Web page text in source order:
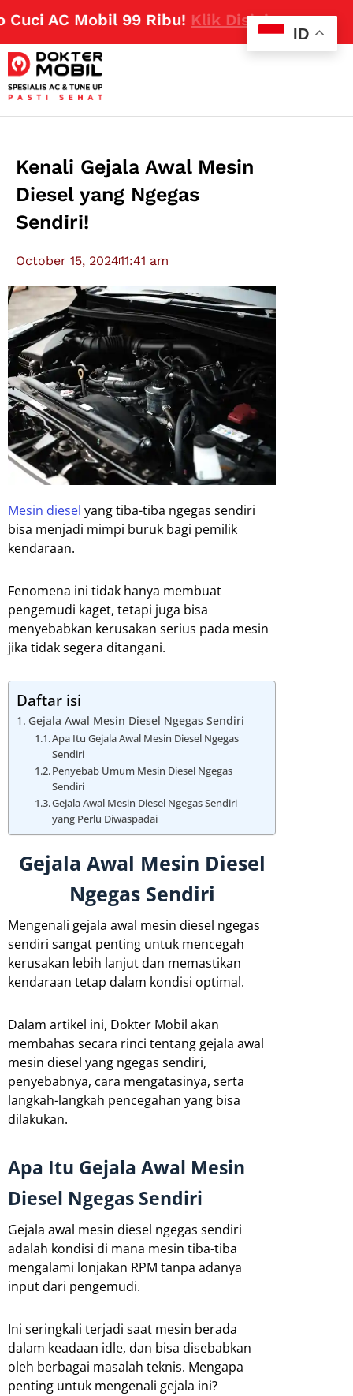
AC Mobil 99 Ribu!Klik Disini
Kenali Gejala Awal Mesin
Diesel yang Ngegas
Sendiri!
October 15, 202411:41 am
Mesin diesel yang tiba-tiba ngegas sendiri
bisa menjadi mimpi buruk bagi pemilik
kendaraan.
Fenomena ini tidak hanya membuat
pengemudi kaget, tetapi juga bisa
menyebabkan kerusakan serius pada mesin
jika tidak segera ditangani.
Daftar isi
Gejala Awal Mesin Diesel Ngegas Sendiri
Apa Itu Gejala Awal Mesin Diesel Ngegas
Sendiri
Penyebab Umum Mesin Diesel Ngegas
Sendiri
Gejala Awal Mesin Diesel Ngegas Sendiri
yang Perlu Diwaspadai
Gejala Awal Mesin Diesel
Ngegas Sendiri
Mengenali gejala awal mesin diesel ngegas
sendiri sangat penting untuk mencegah
kerusakan lebih lanjut dan memastikan
kendaraan tetap dalam kondisi optimal.
Dalam artikel ini, Dokter Mobil akan
membahas secara rinci tentang gejala awal
mesin diesel yang ngegas sendiri,
penyebabnya, cara mengatasinya, serta
langkah-langkah pencegahan yang bisa
dilakukan.
Apa Itu Gejala Awal Mesin
Diesel Ngegas Sendiri
Gejala awal mesin diesel ngegas sendiri
adalah kondisi di mana mesin tiba-tiba
mengalami lonjakan RPM tanpa adanya
input dari pengemudi.
Ini seringkali terjadi saat mesin berada
dalam keadaan idle, dan bisa disebabkan
oleh berbagai masalah teknis. Mengapa
penting untuk mengenali gejala ini?
ID